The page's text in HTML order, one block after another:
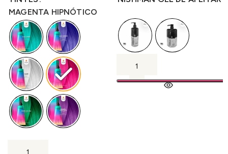
MAGENTA HIPNÓTICO